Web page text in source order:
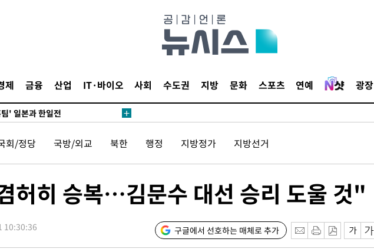
제 금융 산업 IT·바이오 사회 수도권 지방 문화 스포츠 연예 광장
자 3000명 돌파
잠기고 담벼락 붕괴
만에 숨진 채 발견
' 일본과 한일전
명 사망·1명 실종
과…쇄신의 기회로 삼겠다"
회 "실망과 걱정 안겨드려 죄송"
나스닥 1.3%↑
경선…박선원·최민희·서미화·
누적 득표율 45.42%로 1위… 정
회/정당 국방/외교 북한 행정 지방정가 지방선거
허히 승복…김문수 대선 승리 도울 것"
10:30:36 구글에서 선호하는 매체로 추가